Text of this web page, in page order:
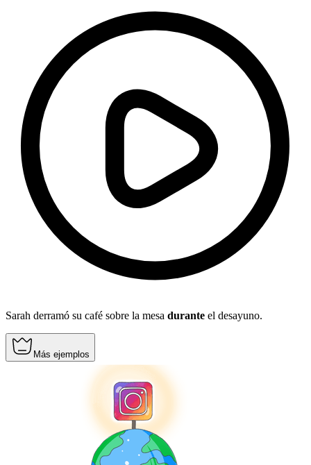
Sarah derramó su café sobre la mesa durante el desayuno.
Más ejemplos